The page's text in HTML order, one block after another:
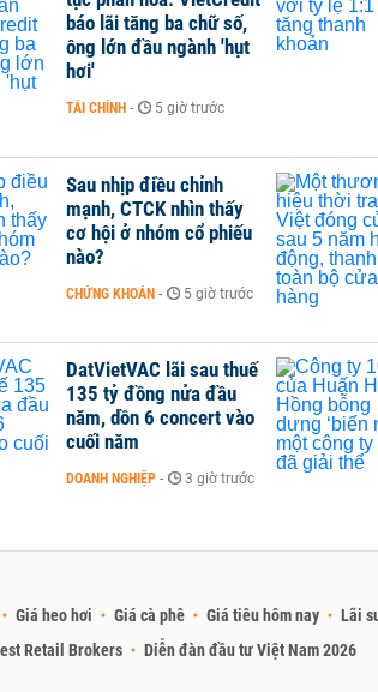
báo lãi tăng ba chữ số,
ông lớn đầu ngành 'hụt
hơi'
TÀI CHÍNH - 5 giờ trước
Sau nhịp điều chỉnh
mạnh, CTCK nhìn thấy
cơ hội ở nhóm cổ phiếu
nào?
CHỨNG KHOÁN - 5 giờ trước
DatVietVAC lãi sau thuế
135 tỷ đồng nửa đầu
năm, dồn 6 concert vào
cuối năm
DOANH NGHIỆP - 3 giờ trước
Giá heo hơi Giá cà phê Giá tiêu hôm nay Lãi
Retail Brokers Diễn đàn đầu tư Việt Nam 2026